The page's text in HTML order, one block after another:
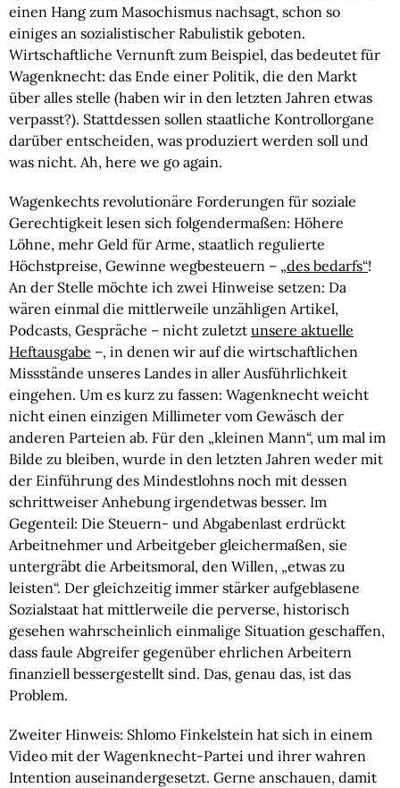
einen Hang zum Masochismus nachsagt, schon so
einiges an sozialistischer Rabulistik geboten.
Wirtschaftliche Vernunft zum Beispiel, das bedeutet für
Wagenknecht: das Ende einer Politik, die den Markt
über alles stelle (haben wir in den letzten Jahren etwas
verpasst?). Stattdessen sollen staatliche Kontrollorgane
darüber entscheiden, was produziert werden soll und
was nicht. Ah, here we go again.
Wagenkechts revolutionäre Forderungen für soziale
Gerechtigkeit lesen sich folgendermaßen: Höhere
Löhne, mehr Geld für Arme, staatlich regulierte
Höchstpreise, Gewinne wegbesteuern – „des bedarfs“!
An der Stelle möchte ich zwei Hinweise setzen: Da
wären einmal die mittlerweile unzähligen Artikel,
Podcasts, Gespräche – nicht zuletzt unsere aktuelle
Heftausgabe –, in denen wir auf die wirtschaftlichen
Missstände unseres Landes in aller Ausführlichkeit
eingehen. Um es kurz zu fassen: Wagenknecht weicht
nicht einen einzigen Millimeter vom Gewäsch der
anderen Parteien ab. Für den „kleinen Mann“, um mal im
Bilde zu bleiben, wurde in den letzten Jahren weder mit
der Einführung des Mindestlohns noch mit dessen
schrittweiser Anhebung irgendetwas besser. Im
Gegenteil: Die Steuern- und Abgabenlast erdrückt
Arbeitnehmer und Arbeitgeber gleichermaßen, sie
untergräbt die Arbeitsmoral, den Willen, „etwas zu
leisten“. Der gleichzeitig immer stärker aufgeblasene
Sozialstaat hat mittlerweile die perverse, historisch
gesehen wahrscheinlich einmalige Situation geschaffen,
dass faule Abgreifer gegenüber ehrlichen Arbeitern
finanziell bessergestellt sind. Das, genau das, ist das
Problem.
Zweiter Hinweis: Shlomo Finkelstein hat sich in einem
Video mit der Wagenknecht-Partei und ihrer wahren
Intention auseinandergesetzt. Gerne anschauen, damit